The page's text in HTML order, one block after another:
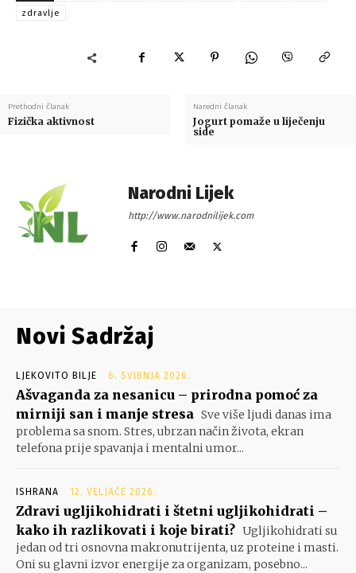
zdravlje
Prethodni članak
Fizička aktivnost
Naredni članak
Jogurt pomaže u liječenju
side
Narodni Lijek
http://www.narodnilijek.com
Novi Sadržaj
LJEKOVITO BILJE 6. SVIBNJA 2026.
Ašvaganda za nesanicu – prirodna pomoć za
mirniji san i manje stresa Sve više ljudi danas ima
problema sa snom. Stres, ubrzan način života, ekran
telefona prije spavanja i mentalni umor...
ISHRANA 12. VELJAČE 2026.
Zdravi ugljikohidrati i štetni ugljikohidrati –
kako ih razlikovati i koje birati? Ugljikohidrati su
jedan od tri osnovna makronutrijenta, uz proteine i masti.
Oni su glavni izvor energije za organizam, posebno...